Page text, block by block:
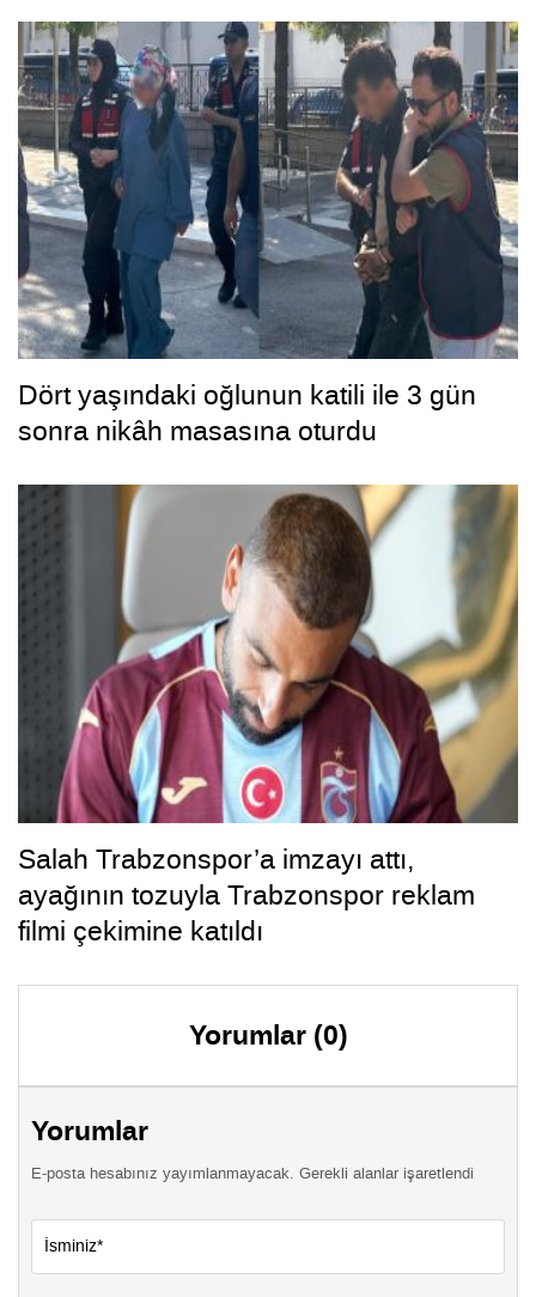
Dört yaşındaki oğlunun katili ile 3 gün
sonra nikâh masasına oturdu
Salah Trabzonspor’a imzayı attı,
ayağının tozuyla Trabzonspor reklam
filmi çekimine katıldı
Yorumlar (0)
Yorumlar
E-posta hesabınız yayımlanmayacak. Gerekli alanlar işaretlendi